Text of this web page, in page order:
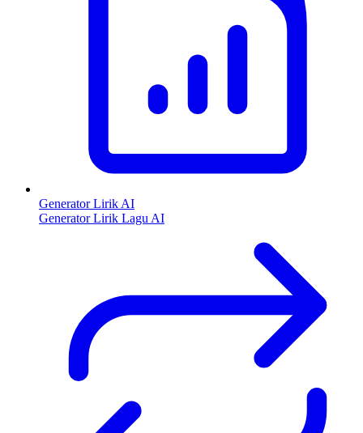
Generator Lirik AI
Generator Lirik Lagu AI